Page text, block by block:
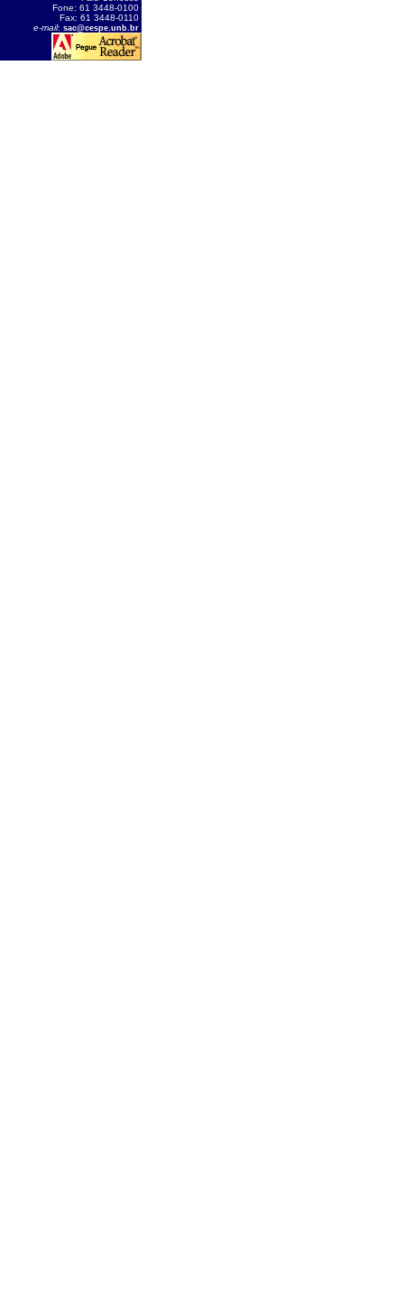
Fone: 61 3448-0100
Fax: 61 3448-0110
e-mail: sac@cespe.unb.br